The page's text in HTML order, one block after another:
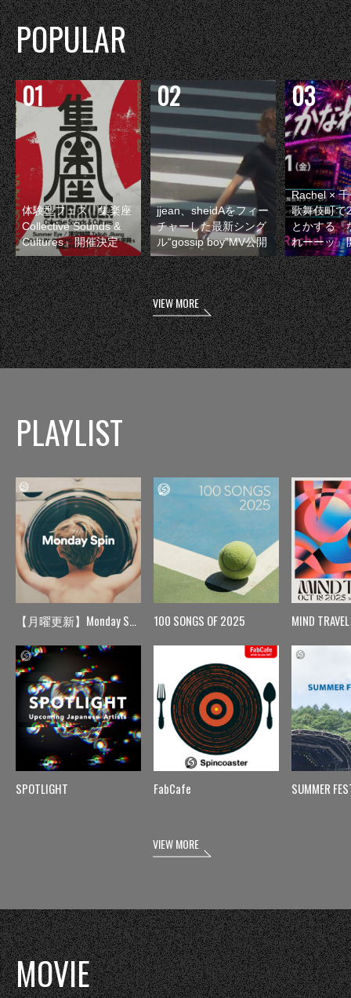
POPULAR
体験型フェス『集楽座
Collective Sounds &
Cultures』開催決定
jjean、sheidAをフィー
チャーした最新シング
ル“gossip boy”MV公開
Rachel ×
歌舞伎町で
とかする『
れーーッ』
VIEW MORE
PLAYLIST
【月曜更新】Monday Spin
SPOTLIGHT
100 SONGS OF 2025
FabCafe
MIND TRAVEL
SUMMER
VIEW MORE
MOVIE